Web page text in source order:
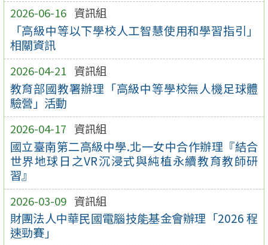
2026-06-16 資訊組
「高級中等以下學校人工智慧使用和學習指引」
相關資訊
2026-04-21 資訊組
教育部國教署辦理「高級中等學校無人機足球體
驗營」活動
2026-04-17 資訊組
國立臺南第二高級中學.北一女中合作辦理『結合
世界地球日之VR沉浸式與純植永續教育教師研
習』
2026-03-09 資訊組
財團法人中華民國電腦技能基金會辦理「2026 程
速勁賽」